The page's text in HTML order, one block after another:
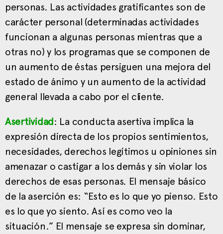
personas. Las actividades gratificantes son de
carácter personal (determinadas actividades
funcionan a algunas personas mientras que a
otras no) y los programas que se componen de
un aumento de éstas persiguen una mejora del
estado de ánimo y un aumento de la actividad
general llevada a cabo por el cliente.
Asertividad: La conducta asertiva implica la
expresión directa de los propios sentimientos,
necesidades, derechos legítimos u opiniones sin
amenazar o castigar a los demás y sin violar los
derechos de esas personas. El mensaje básico
de la aserción es: “Esto es lo que yo pienso. Esto
es lo que yo siento. Así es como veo la
situación.” El mensaje se expresa sin dominar,